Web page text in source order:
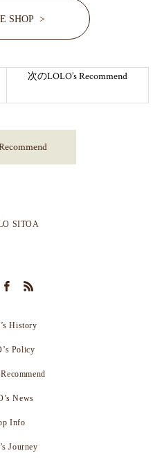
SHOP >
次のLOLO’s Recommend
History
Policy
News
Info
Journey